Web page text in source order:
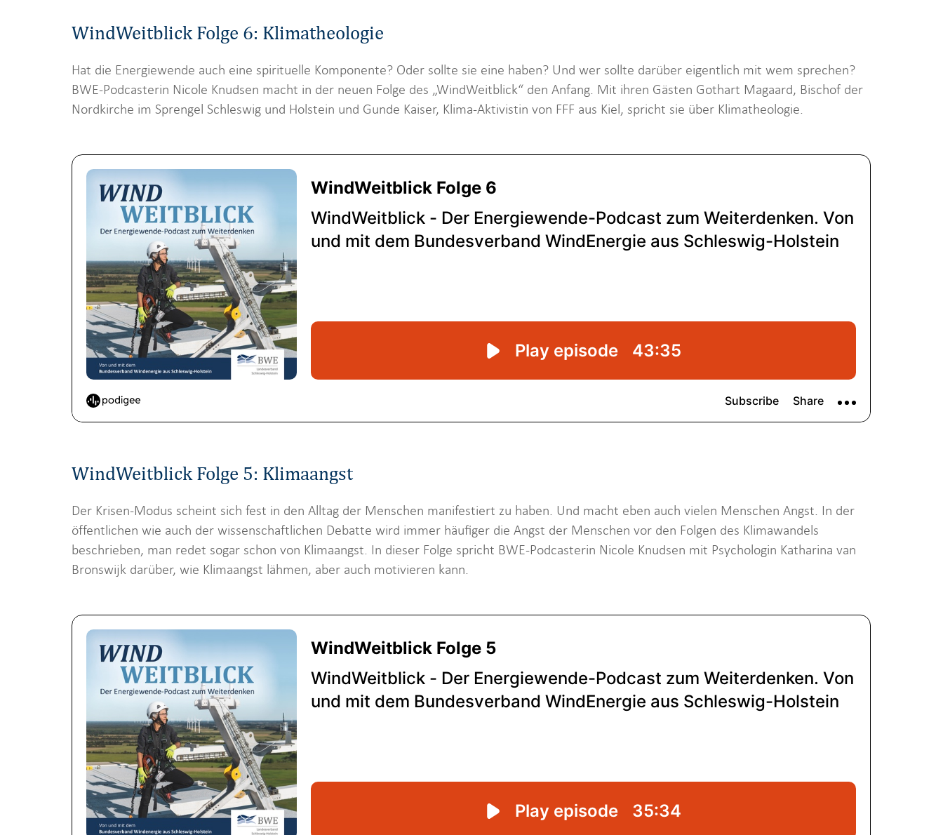
WindWeitblick Folge 6: Klimatheologie
Hat die Energiewende auch eine spirituelle Komponente? Oder sollte sie eine haben? Und wer sollte darüber eigentlich mit wem sprechen?
BWE-Podcasterin Nicole Knudsen macht in der neuen Folge des „WindWeitblick“ den Anfang. Mit ihren Gästen Gothart Magaard, Bischof der
Nordkirche im Sprengel Schleswig und Holstein und Gunde Kaiser, Klima-Aktivistin von FFF aus Kiel, spricht sie über Klimatheologie.
WindWeitblick Folge 5: Klimaangst
Der Krisen-Modus scheint sich fest in den Alltag der Menschen manifestiert zu haben. Und macht eben auch vielen Menschen Angst. In der
öffentlichen wie auch der wissenschaftlichen Debatte wird immer häufiger die Angst der Menschen vor den Folgen des Klimawandels
beschrieben, man redet sogar schon von Klimaangst. In dieser Folge spricht BWE-Podcasterin Nicole Knudsen mit Psychologin Katharina van
Bronswijk darüber, wie Klimaangst lähmen, aber auch motivieren kann.